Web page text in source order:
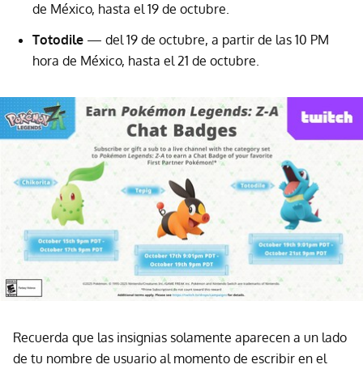
de México, hasta el 19 de octubre.
Totodile — del 19 de octubre, a partir de las 10 PM
hora de México, hasta el 21 de octubre.
Recuerda que las insignias solamente aparecen a un lado
de tu nombre de usuario al momento de escribir en el